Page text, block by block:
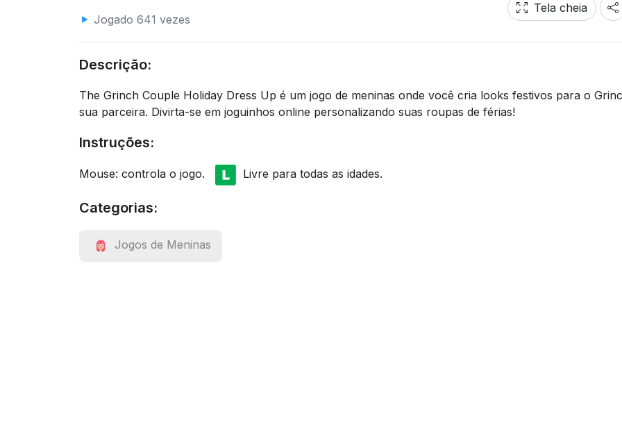
Jogado 641 vezes
Tela cheia
Descrição:
The Grinch Couple Holiday Dress Up é um jogo de meninas onde você cria looks festivos para o
sua parceira. Divirta-se em joguinhos online personalizando suas roupas de férias!
Instruções:
Mouse: controla o jogo. Livre para todas as idades.
Categorias:
Jogos de Meninas